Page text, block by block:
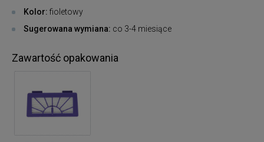
Kolor: fioletowy
Sugerowana wymiana: co 3-4 miesiące
Zawartość opakowania